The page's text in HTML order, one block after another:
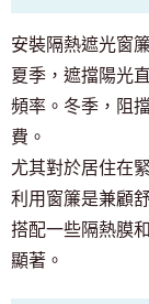
安裝隔熱遮光窗
夏季，遮擋陽光
頻率。冬季，阻
費。
尤其對於居住在
利用窗簾是兼顧
搭配一些隔熱膜
顯著。